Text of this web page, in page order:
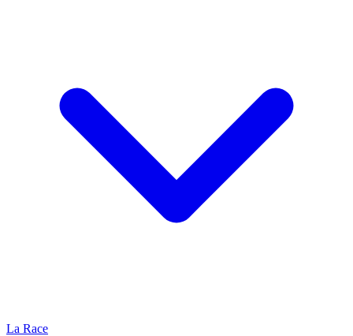
La Race